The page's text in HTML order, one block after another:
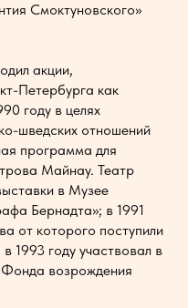
Смоктуновского»
акции,
Петербурга как
году в целях
шведских отношений
программа для
Майнау. Театр
в Музее
Бернадта»; в 1991
от которого поступили
1993 году участвовал в
Фонда возрождения